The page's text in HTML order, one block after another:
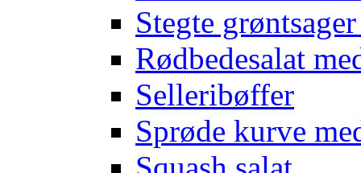
Stegte
Rødbedesalat
Selleribøffer
Sprøde kurve